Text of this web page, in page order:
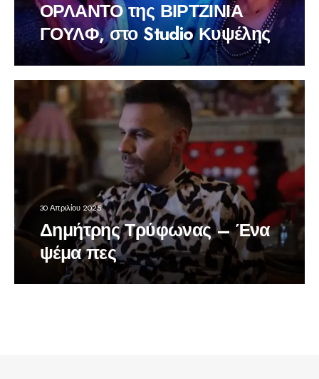
ΟΡΛΑΝΤΟ της ΒΙΡΤΖΙΝΙΑ
ΓΟΥΛΦ, στο Studio Κυψέλης
30 Απριλίου 2025
Δημήτρης Τρύφωνας – Ένα
ψέμα πες